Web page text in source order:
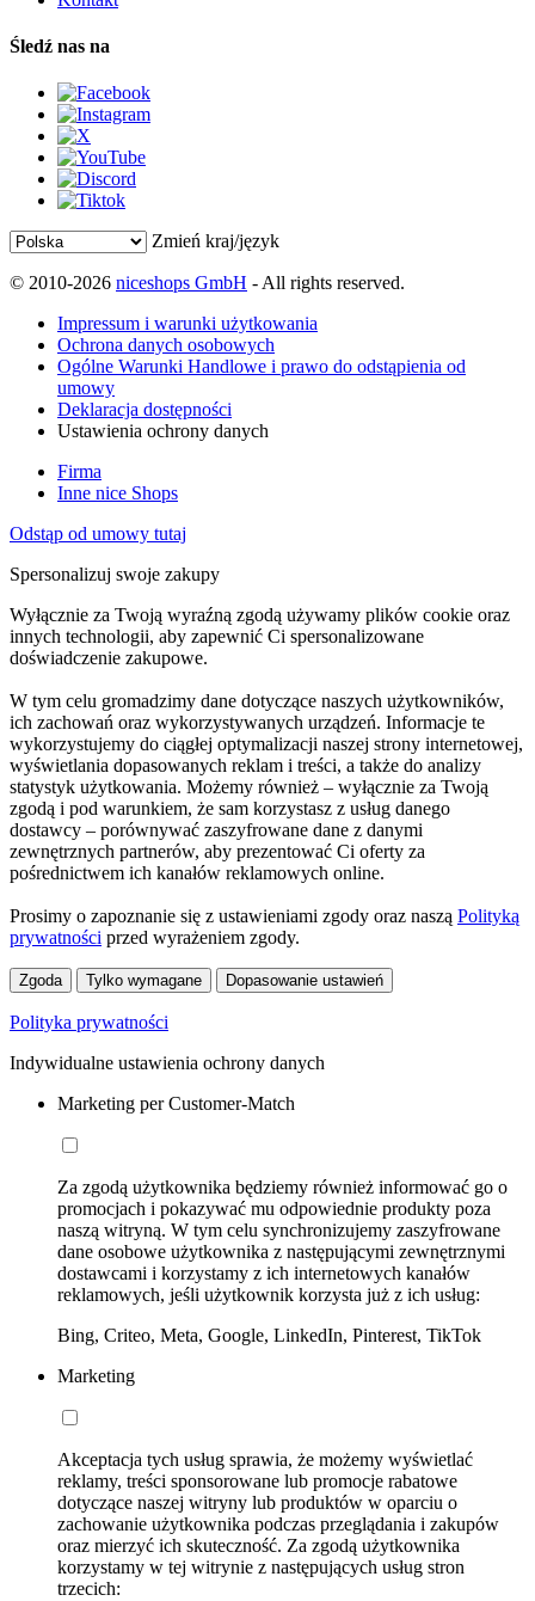
Śledź nas na
Zmień kraj/język
© 2010-2026 niceshops GmbH - All rights reserved.
Impressum i warunki użytkowania
Ochrona danych osobowych
Ogólne Warunki Handlowe i prawo do odstąpienia od
umowy
Deklaracja dostępności
Ustawienia ochrony danych
Firma
Inne nice Shops
Odstąp od umowy tutaj
Spersonalizuj swoje zakupy
Wyłącznie za Twoją wyraźną zgodą używamy plików cookie oraz
innych technologii, aby zapewnić Ci spersonalizowane
doświadczenie zakupowe.
W tym celu gromadzimy dane dotyczące naszych użytkowników,
ich zachowań oraz wykorzystywanych urządzeń. Informacje te
wykorzystujemy do ciągłej optymalizacji naszej strony internetowej,
wyświetlania dopasowanych reklam i treści, a także do analizy
statystyk użytkowania. Możemy również – wyłącznie za Twoją
zgodą i pod warunkiem, że sam korzystasz z usług danego
dostawcy – porównywać zaszyfrowane dane z danymi
zewnętrznych partnerów, aby prezentować Ci oferty za
pośrednictwem ich kanałów reklamowych online.
Prosimy o zapoznanie się z ustawieniami zgody oraz naszą Polityką
prywatności przed wyrażeniem zgody.
Zgoda Tylko wymagane Dopasowanie ustawień
Polityka prywatności
Indywidualne ustawienia ochrony danych
Marketing per Customer-Match
Za zgodą użytkownika będziemy również informować go o
promocjach i pokazywać mu odpowiednie produkty poza
naszą witryną. W tym celu synchronizujemy zaszyfrowane
dane osobowe użytkownika z następującymi zewnętrznymi
dostawcami i korzystamy z ich internetowych kanałów
reklamowych, jeśli użytkownik korzysta już z ich usług:
Bing, Criteo, Meta, Google, LinkedIn, Pinterest, TikTok
Marketing
Akceptacja tych usług sprawia, że możemy wyświetlać
reklamy, treści sponsorowane lub promocje rabatowe
dotyczące naszej witryny lub produktów w oparciu o
zachowanie użytkownika podczas przeglądania i zakupów
oraz mierzyć ich skuteczność. Za zgodą użytkownika
korzystamy w tej witrynie z następujących usług stron
trzecich: